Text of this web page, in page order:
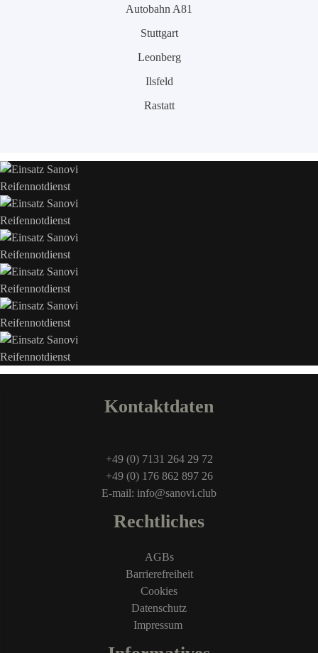
Autobahn A81
Stuttgart
Leonberg
Ilsfeld
Rastatt
Kontaktdaten
+49 (0) 7131 264 29 72
+49 (0) 176 862 897 26
E-mail: info@sanovi.club
Rechtliches
AGBs
Barrierefreiheit
Cookies
Datenschutz
Impressum